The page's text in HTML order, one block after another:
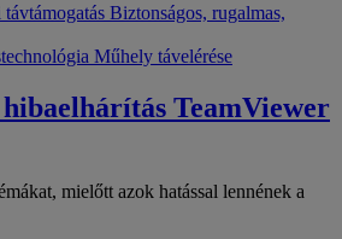
Biztonságos, rugalmas,
Műhely távelérése
TeamViewer
mielőtt azok hatással lennének a